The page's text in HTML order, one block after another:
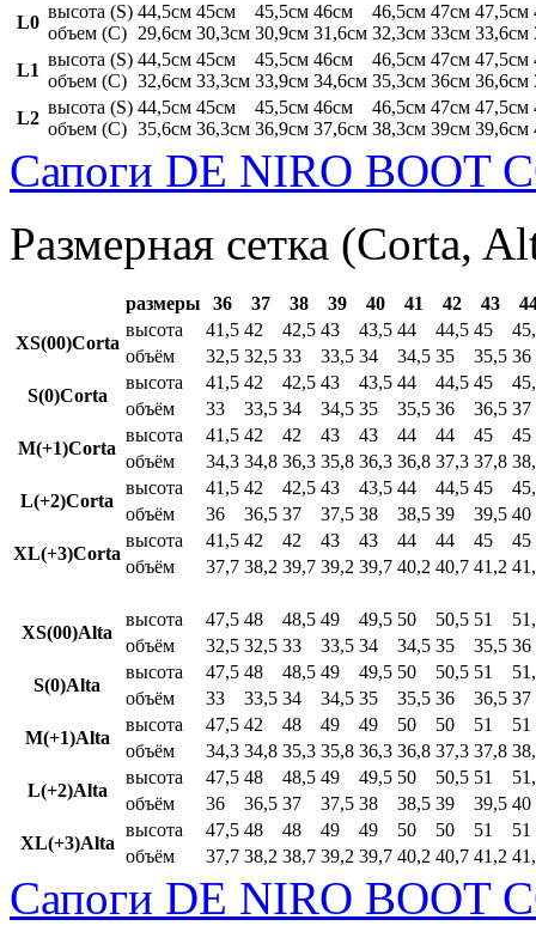
L0
высота (S)
объем (C)
44,5см
29,6см
45см
30,3см
45,5см
30,9см
46см
31,6см
46,5см
32,3см
47см
33см
47,5см
33,6см
L1
высота (S)
объем (C)
44,5см
32,6см
45см
33,3см
45,5см
33,9см
46см
34,6см
46,5см
35,3см
47см
36см
47,5см
36,6см
L2
высота (S)
объем (C)
44,5см
35,6см
45см
36,3см
45,5см
36,9см
46см
37,6см
46,5см
38,3см
47см
39см
47,5см
39,6см
Сапоги DE NIRO BOOT
Размерная сетка (Corta,
размеры 36 37 38 39 40 41 42 43
XS(00)Corta
высота 41,5 42 42,5 43 43,5 44 44,5 45
объём
32,5 32,5 33 33,5 34 34,5 35 35,5 36
S(0)Corta
высота 41,5 42 42,5 43 43,5 44 44,5 45
объём
33 33,5 34 34,5 35 35,5 36 36,5 37
M(+1)Corta
высота 41,5 42 42 43 43 44 44 45
45
объём
34,3 34,8 36,3 35,8 36,3 36,8 37,3 37,8
L(+2)Corta
высота 41,5 42 42,5 43 43,5 44 44,5 45
объём
36 36,5 37 37,5 38 38,5 39 39,5 40
XL(+3)Corta
высота 41,5 42 42 43 43 44 44 45
45
объём
37,7 38,2 39,7 39,2 39,7 40,2 40,7 41,2
XS(00)Alta
высота 47,5 48 48,5 49 49,5 50 50,5 51
объём
32,5 32,5 33 33,5 34 34,5 35 35,5 36
S(0)Alta
высота 47,5 48 48,5 49 49,5 50 50,5 51
объём
33 33,5 34 34,5 35 35,5 36 36,5 37
M(+1)Alta
высота 47,5 42 48 49 49 50 50 51
51
объём
34,3 34,8 35,3 35,8 36,3 36,8 37,3 37,8
L(+2)Alta
высота 47,5 48 48,5 49 49,5 50 50,5 51
объём
36 36,5 37 37,5 38 38,5 39 39,5 40
XL(+3)Alta
высота 47,5 48 48 49 49 50 50 51
51
объём
37,7 38,2 38,7 39,2 39,7 40,2 40,7 41,2
Сапоги DE NIRO BOOT